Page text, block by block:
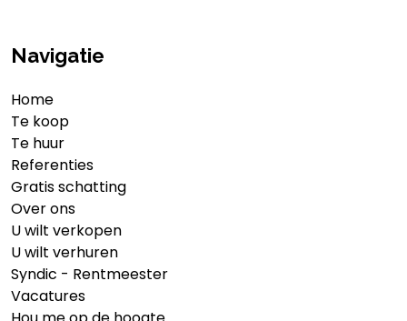
Navigatie
Home
Te koop
Te huur
Referenties
Gratis schatting
Over ons
U wilt verkopen
U wilt verhuren
Syndic - Rentmeester
Vacatures